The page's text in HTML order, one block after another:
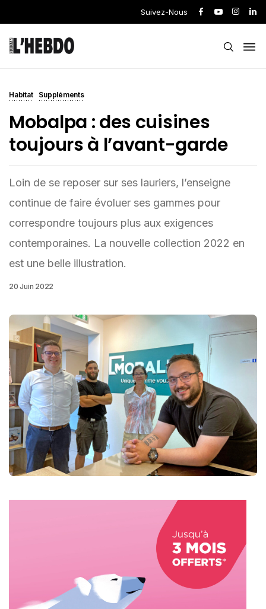
Suivez-Nous
Habitat Suppléments
Mobalpa : des cuisines
toujours à l’avant-garde
Loin de se reposer sur ses lauriers, l’enseigne
continue de faire évoluer ses gammes pour
correspondre toujours plus aux exigences
contemporaines. La nouvelle collection 2022 en
est une belle illustration.
20 Juin 2022